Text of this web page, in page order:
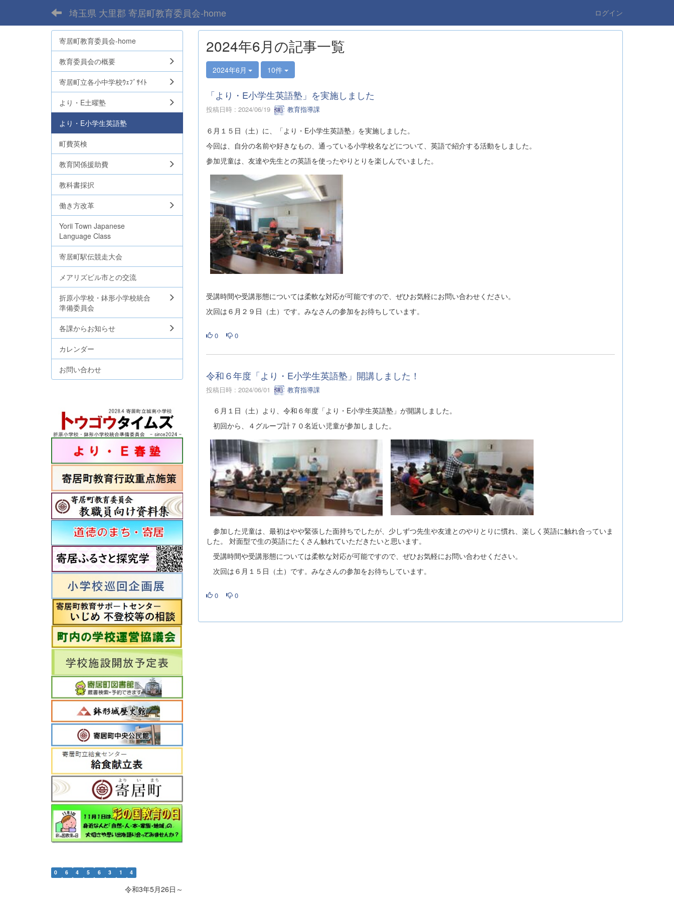
埼玉県 大里郡 寄居町教育委員会-home ログイン
2024年6月の記事一覧
2024年6月 10件
「より・E小学生英語塾」を実施しました
投稿日時 : 2024/06/19 教育指導課
６月１５日（土）に、「より・E小学生英語塾」を実施しました。
今回は、自分の名前や好きなもの、通っている小学校名などについて、英語で紹介する活動をしました。
参加児童は、友達や先生との英語を使ったやりとりを楽しんでいました。
受講時間や受講形態については柔軟な対応が可能ですので、ぜひお気軽にお問い合わせください。
次回は６月２９日（土）です。みなさんの参加をお待ちしています。
0 0
令和６年度「より・E小学生英語塾」開講しました！
投稿日時 : 2024/06/01 教育指導課
６月１日（土）より、令和６年度「より・E小学生英語塾」が開講しました。
初回から、４グループ計７０名近い児童が参加しました。
参加した児童は、最初はやや緊張した面持ちでしたが、少しずつ先生や友達とのやりとりに慣れ、楽しく英語に触れ合っていま
した。 対面型で生の英語にたくさん触れていただきたいと思います。
受講時間や受講形態については柔軟な対応が可能ですので、ぜひお気軽にお問い合わせください。
次回は６月１５日（土）です。みなさんの参加をお待ちしています。
0 0
寄居町教育委員会-home
教育委員会の概要
寄居町立各小中学校ｳｪﾌﾞｻｲﾄ
より・E土曜塾
より・E小学生英語塾
町費英検
教育関係援助費
教科書採択
働き方改革
Yorii Town Japanese
Language Class
寄居町駅伝競走大会
メアリズビル市との交流
折原小学校・鉢形小学校統合
準備委員会
各課からお知らせ
カレンダー
お問い合わせ
0 6 4 5 6 3 1 4
令和3年5月26日～